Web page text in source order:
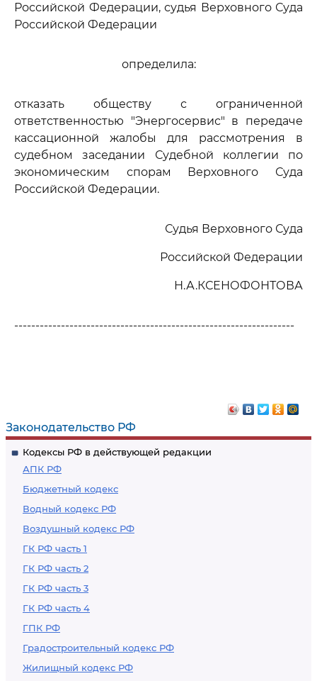
Законодательство РФ
Кодексы РФ в действующей редакции
АПК РФ
Бюджетный кодекс
Водный кодекс РФ
Воздушный кодекс РФ
ГК РФ часть 1
ГК РФ часть 2
ГК РФ часть 3
ГК РФ часть 4
ГПК РФ
Градостроительный кодекс РФ
Жилищный кодекс РФ
Российской Федерации, судья Верховного Суда
Российской Федерации
определила:
отказать обществу с ограниченной
ответственностью "Энергосервис" в передаче
кассационной жалобы для рассмотрения в
судебном заседании Судебной коллегии по
экономическим спорам Верховного Суда
Российской Федерации.
Судья Верховного Суда
Российской Федерации
Н.А.КСЕНОФОНТОВА
------------------------------------------------------------------